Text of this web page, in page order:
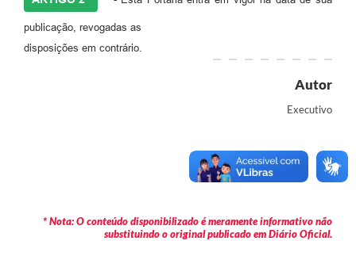
publicação, revogadas as
disposições em contrário.
Autor
Executivo
* Nota: O conteúdo disponibilizado é meramente informativo não
substituindo o original publicado em Diário Oficial.